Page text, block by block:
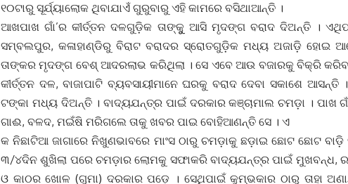
୧୦ଟାରୁ ସୂର୍ଯ୍ୟାଲୋକ ଥିବାଯାଏଁ ଗୁରୁବାରୁ ଏହି କାମରେ ବସିଥାଆନ୍ତି ।
ଆଖପାଖ ଗାଁ’ର କୀର୍ତ୍ତନ ଦଳଗୁଡ଼ିକ ତାଙ୍କୁୁ ଆସି ମୃଦଙ୍ଗ ବରାଦ ଦିଅନ୍ତି ।
ସମ୍ବଲପୁର, କଳାହାଣ୍ଡିରୁ ବିରାଟ ବରାଦର ସ୍ରୋତଗୁଡ଼ିକ ମଧ୍ୟ ଅଜାଡ଼ି ହୋଇ
ତାଙ୍କର ମୃଦଙ୍ଗ ବେଶ୍ ଆଦରଲାଭ କରିଥିଲା । ସେ ଏବେ ଆଉ ବଜାରକୁ ବିକ୍ରି କରିବାକୁ
କୀର୍ତ୍ତନ ଦଳ, ବାଜାପାଟି ବ୍ୟବସାୟୀମାନେ ଘରକୁ ବରାଦ ଦେବା ସକାଶେ
ଟଙ୍କା ମଧ୍ୟ ଦିଅନ୍ତି । ବାଦ୍ୟଯନ୍ତ୍ର ପାଇଁ ଦରକାର କଞ୍ଚାମାଲ ଚମଡ଼ା । ପାଖ
ଗାଈ, ବଳଦ, ମଇଁଷି ମରିଗଲେ ତାକୁ ଖବର ପାଇ ବୋହିଆଣନ୍ତି ସେ । ଏ
କ ନିଛାଟିଆ ଜାଗାରେ ନିଖୁଣଭାବରେ ମାଂସ ଠାରୁ ଚମଡ଼ାକୁ ଛଡ଼ାଇ ଛୋଟ ଛୋଟ ବାଡ଼ି
୩/୪ଦିନ ଶୁଖିଲା ପରେ ଚମଡ଼ାର ଲୋମକୁ ସଫାକରି ବାଦ୍ୟଯନ୍ତ୍ର ପାଇଁ ମୁଖବନ୍ଧ,
ଓ କାଠର ଖୋଳ (ଗୁମା) ଦରକାର ପଡ଼େ । ସେଥିପାଇଁ କୁମ୍ଭକାର ଠାରୁ ତାହା